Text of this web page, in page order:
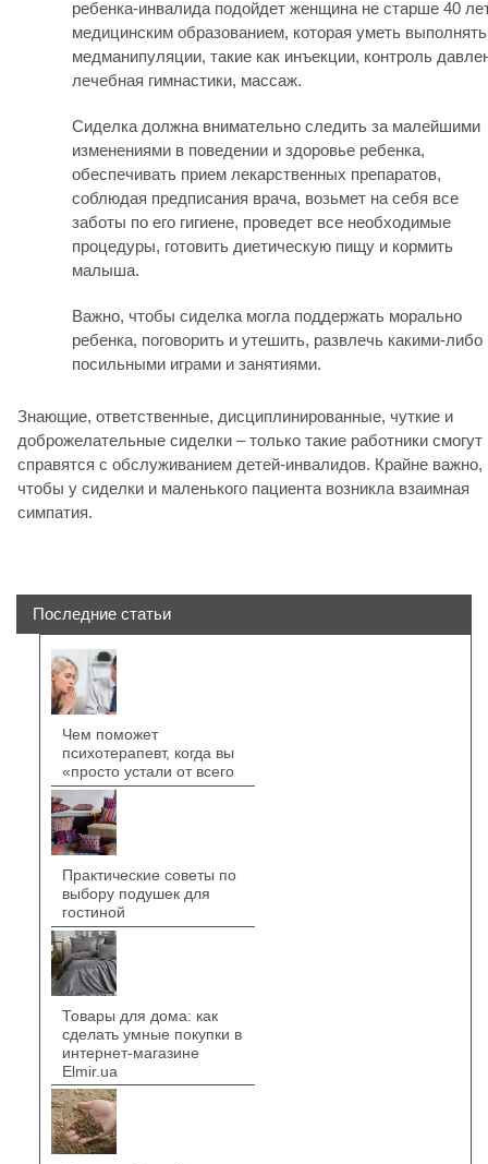
ребенка-инвалида подойдет женщина не старше 40
медицинским образованием, которая уметь выполнять
медманипуляции, такие как инъекции, контроль
лечебная гимнастики, массаж.
Сиделка должна внимательно следить за малейшими
изменениями в поведении и здоровье ребенка,
обеспечивать прием лекарственных препаратов,
соблюдая предписания врача, возьмет на себя все
заботы по его гигиене, проведет все необходимые
процедуры, готовить диетическую пищу и кормить
малыша.
Важно, чтобы сиделка могла поддержать морально
ребенка, поговорить и утешить, развлечь какими-либо
посильными играми и занятиями.
Знающие, ответственные, дисциплинированные, чуткие и
доброжелательные сиделки – только такие работники смогут
справятся с обслуживанием детей-инвалидов. Крайне важно,
чтобы у сиделки и маленького пациента возникла взаимная
симпатия.
Последние статьи
Чем поможет
психотерапевт, когда вы
«просто устали от всего
Практические советы по
выбору подушек для
гостиной
Товары для дома: как
сделать умные покупки в
интернет-магазине
Elmir.ua